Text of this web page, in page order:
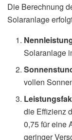
Die Berechnung
Solaranlage
Solaranlage
vollen
die Effizienz
0,75 für eine
geringer